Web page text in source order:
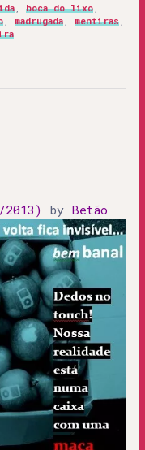
boca do lixo
madrugada mentiras
by Betão